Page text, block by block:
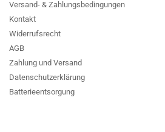
Versand- & Zahlungsbedingungen
Kontakt
Widerrufsrecht
AGB
Zahlung und Versand
Datenschutzerklärung
Batterieentsorgung